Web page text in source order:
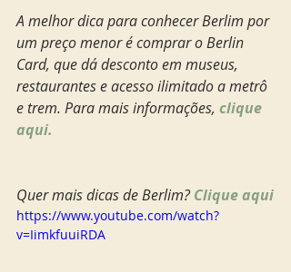
A melhor dica para conhecer Berlim por
um preço menor é comprar o Berlin
Card, que dá desconto em museus,
restaurantes e acesso ilimitado a metrô
e trem. Para mais informações, clique
aqui.
Quer mais dicas de Berlim? Clique aqui
https://www.youtube.com/watch?
v=IimkfuuiRDA